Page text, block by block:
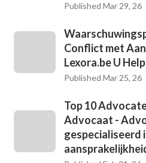
Published Mar 29, 26
Conflict met
Lexora.be U
Published Mar 25, 26
Top 10
Advocaat -
gespecialiseerd